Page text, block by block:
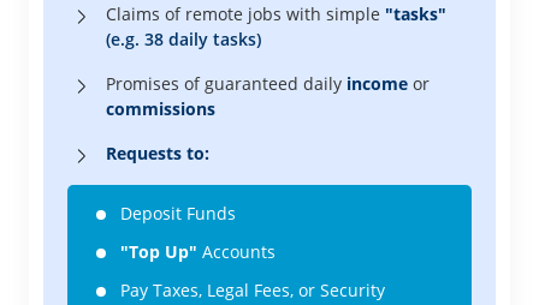
Claims of remote jobs with simple "tasks"
(e.g. 38 daily tasks)
Promises of guaranteed daily income or
commissions
Requests to:
Deposit Funds
"Top Up" Accounts
Pay Taxes, Legal Fees, or Security